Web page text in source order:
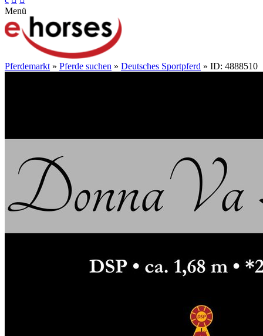
Menü
Pferdemarkt » Pferde suchen » Deutsches Sportpferd » ID: 4888510